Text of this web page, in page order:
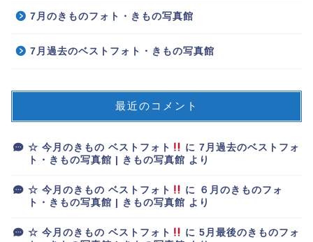
7月のきものフォト・きもの写真館
7月過去のベストフォト・きもの写真館
最近のコメント
☆ 今月のきもの ベストフォト に7月過去のベストフォ
ト・きもの写真館 | きもの写真館 より
☆ 今月のきもの ベストフォト に
６月のきものフォ
ト・きもの写真館 | きもの写真館 より
☆ 今月のきもの ベストフォト に5月最後のきものフォ